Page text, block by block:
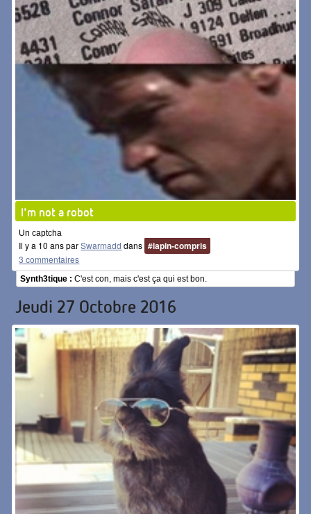
I'm not a robot
Un captcha
Il y a 10 ans parSwarmadd dans #lapin-compris
3 commentaires
Synth3tique : C'est con, mais c'est ça qui est bon.
Jeudi 27 Octobre 2016